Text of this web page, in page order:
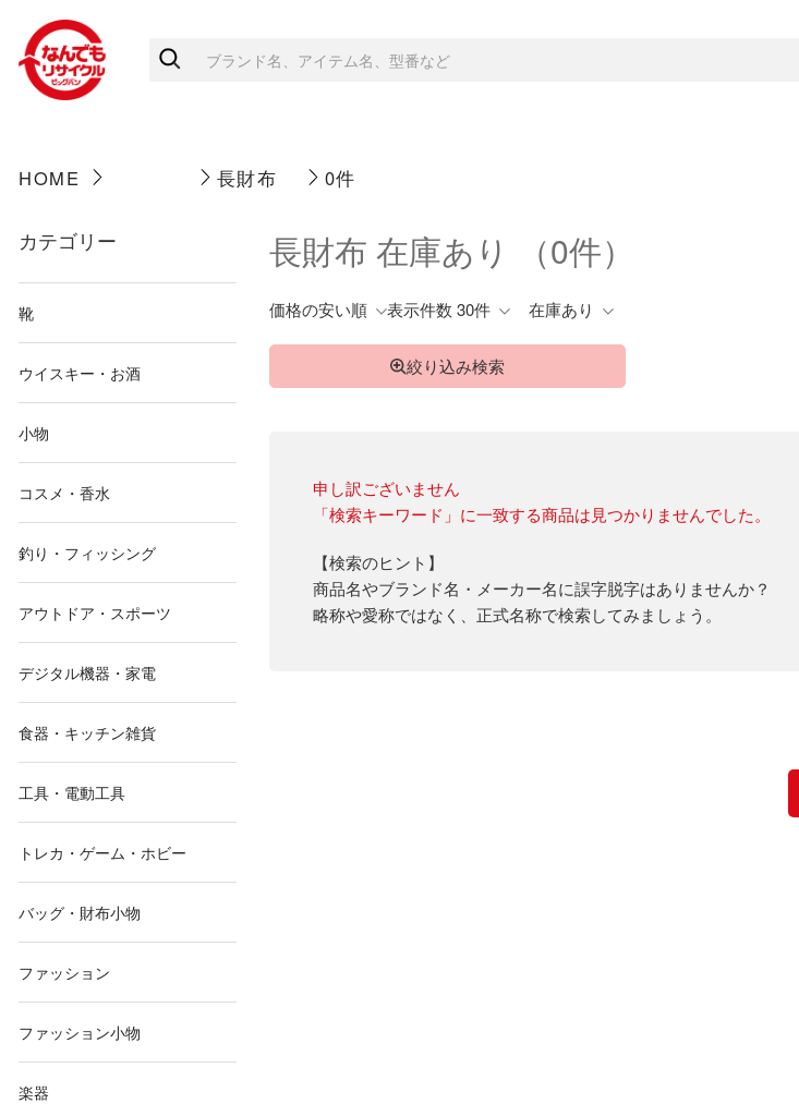
HOME 長財布 0件
カテゴリー
靴
ウイスキー・お酒
小物
コスメ・香水
釣り・フィッシング
アウトドア・スポーツ
デジタル機器・家電
食器・キッチン雑貨
工具・電動工具
トレカ・ゲーム・ホビー
バッグ・財布小物
ファッション
ファッション小物
楽器
長財布 在庫あり （0件）
価格の安い順 表示件数 30件 在庫あり
絞り込み検索
申し訳ございません
「検索キーワード」に一致する商品は見つかりませんでした。
【検索のヒント】
商品名やブランド名・メーカー名に誤字脱字はありませんか？
略称や愛称ではなく、正式名称で検索してみましょう。